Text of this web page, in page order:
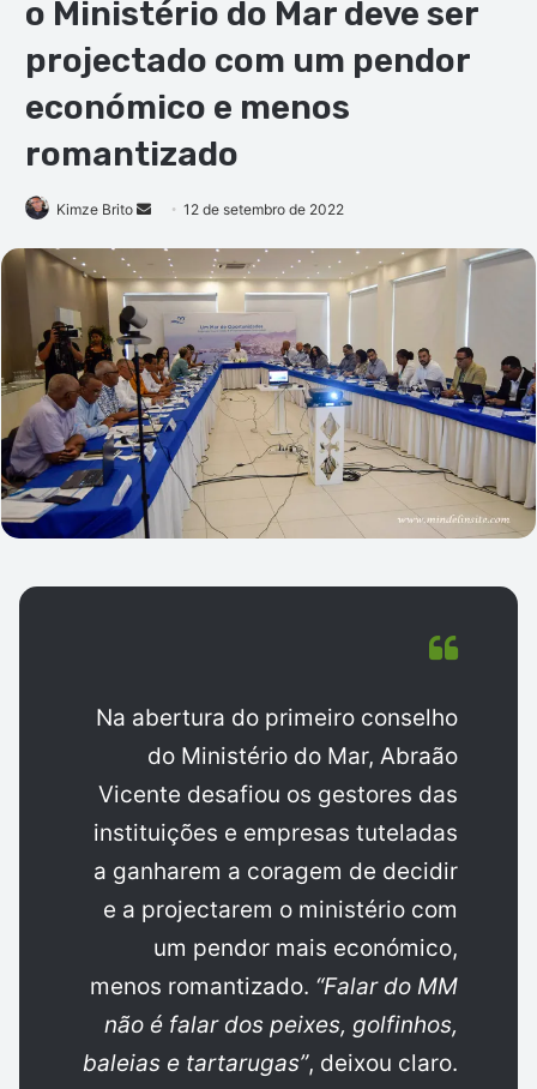
o Ministério do Mar deve ser
projectado com um pendor
económico e menos
romantizado
Kimze Brito
Mande
mail
12 de setembro de 2022
Na abertura do primeiro conselho
do Ministério do Mar, Abraão
Vicente desafiou os gestores das
instituições e empresas tuteladas
a ganharem a coragem de decidir
e a projectarem o ministério com
um pendor mais económico,
menos romantizado. “Falar do MM
não é falar dos peixes, golfinhos,
baleias e tartarugas”, deixou claro.